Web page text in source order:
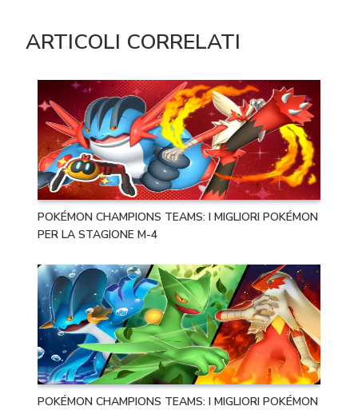
ARTICOLI CORRELATI
POKÉMON CHAMPIONS TEAMS: I MIGLIORI POKÉMON
PER LA STAGIONE M-4
POKÉMON CHAMPIONS TEAMS: I MIGLIORI POKÉMON